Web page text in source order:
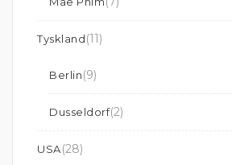
Tyskland(11)
Berlin(9)
Dusseldorf(2)
USA(28)